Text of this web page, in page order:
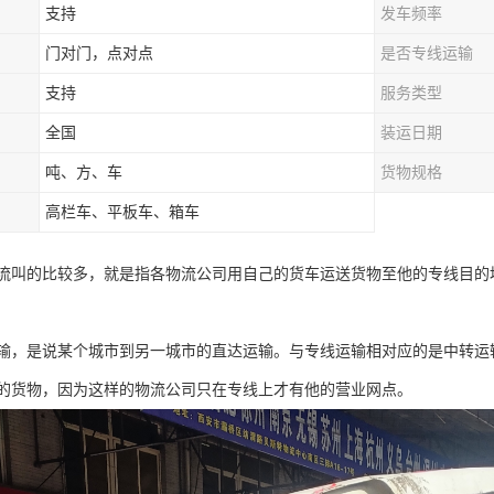
支持 发车频率
门对门，点对点 是否专线运输
支持 服务类型
全国 装运日期
吨、方、车 货物规格
高栏车、平板车、箱车
叫的比较多，就是指各物流公司用自己的货车运送货物至他的专线目
，是说某个城市到另一城市的直达运输。与专线运输相对应的是中转
货物，因为这样的物流公司只在专线上才有他的营业网点。